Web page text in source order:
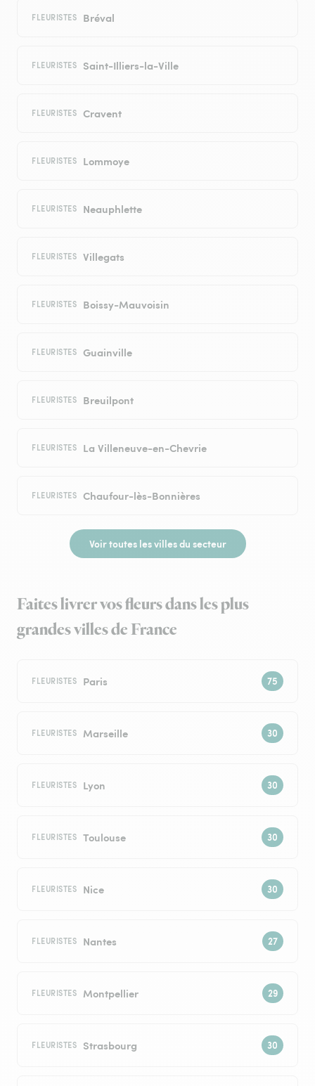
FLEURISTES Bréval
FLEURISTES Saint-Illiers-la-Ville
FLEURISTES Cravent
FLEURISTES Lommoye
FLEURISTES Neauphlette
FLEURISTES Villegats
FLEURISTES Boissy-Mauvoisin
FLEURISTES Guainville
FLEURISTES Breuilpont
FLEURISTES La Villeneuve-en-Chevrie
FLEURISTES Chaufour-lès-Bonnières
Voir toutes les villes du secteur
Faites livrer vos fleurs dans les plus
grandes villes de France
FLEURISTES Paris
FLEURISTES Marseille
FLEURISTES Lyon
FLEURISTES Toulouse
FLEURISTES Nice
FLEURISTES Nantes
FLEURISTES Montpellier
FLEURISTES Strasbourg